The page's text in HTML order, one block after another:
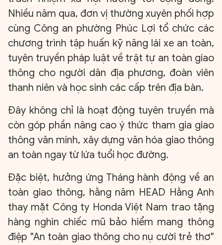
Nhiều năm qua, đơn vị thường xuyên phối hợp
cùng Công an phường Phúc Lợi tổ chức các
chương trình tập huấn kỹ năng lái xe an toàn,
tuyên truyền pháp luật về trật tự an toàn giao
thông cho người dân địa phương, đoàn viên
thanh niên và học sinh các cấp trên địa bàn.
Đây không chỉ là hoạt động tuyên truyền mà
còn góp phần nâng cao ý thức tham gia giao
thông văn minh, xây dựng văn hóa giao thông
an toàn ngay từ lứa tuổi học đường.
Đặc biệt, hưởng ứng Tháng hành động về an
toàn giao thông, hằng năm HEAD Hằng Anh
thay mặt Công ty Honda Việt Nam trao tặng
hàng nghìn chiếc mũ bảo hiểm mang thông
điệp "An toàn giao thông cho nụ cười trẻ thơ"